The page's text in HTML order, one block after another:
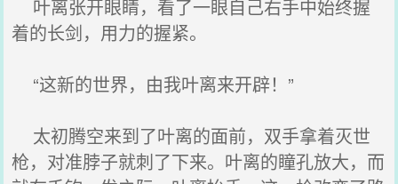
叶离张开眼睛，看了一眼自己右手中始终握
着的长剑，用力的握紧。
“这新的世界，由我叶离来开辟！”
太初腾空来到了叶离的面前，双手拿着灭世
枪，对准脖子就刺了下来。叶离的瞳孔放大，而